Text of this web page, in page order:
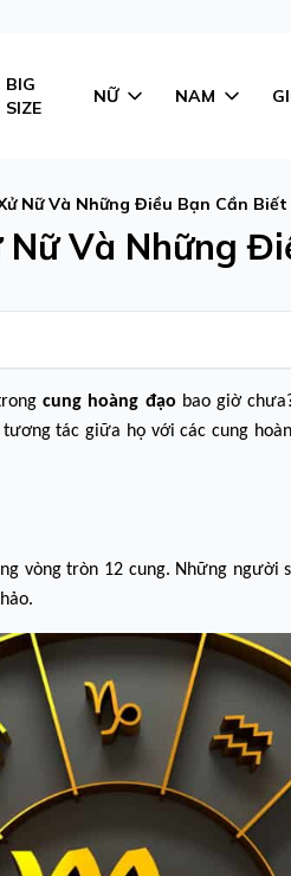
BIG
SIZE
NỮ NAM
Nữ Và Những Điều Bạn Cần Biết
Và Những
cung hoàng đạo bao giờ
tác giữa họ với các cung
vòng tròn 12 cung. Những người